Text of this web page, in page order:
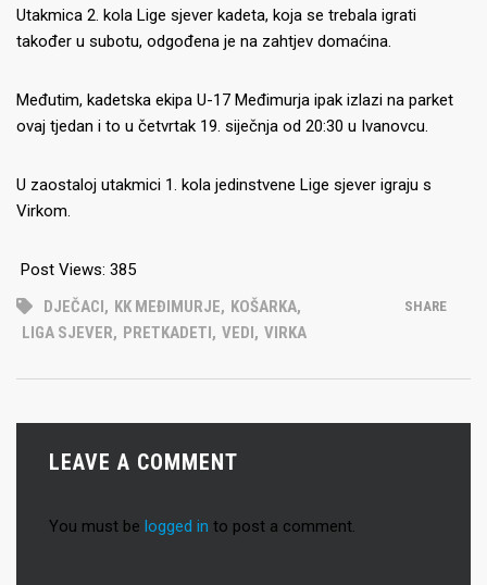
Utakmica 2. kola Lige sjever kadeta, koja se trebala igrati
također u subotu, odgođena je na zahtjev domaćina.
Međutim, kadetska ekipa U-17 Međimurja ipak izlazi na parket
ovaj tjedan i to u četvrtak 19. siječnja od 20:30 u Ivanovcu.
U zaostaloj utakmici 1. kola jedinstvene Lige sjever igraju s
Virkom.
Post Views: 385
DJEČACI, KK MEĐIMURJE, KOŠARKA,
LIGA SJEVER, PRETKADETI, VEDI, VIRKA
SHARE
LEAVE A COMMENT
You must be logged in to post a comment.